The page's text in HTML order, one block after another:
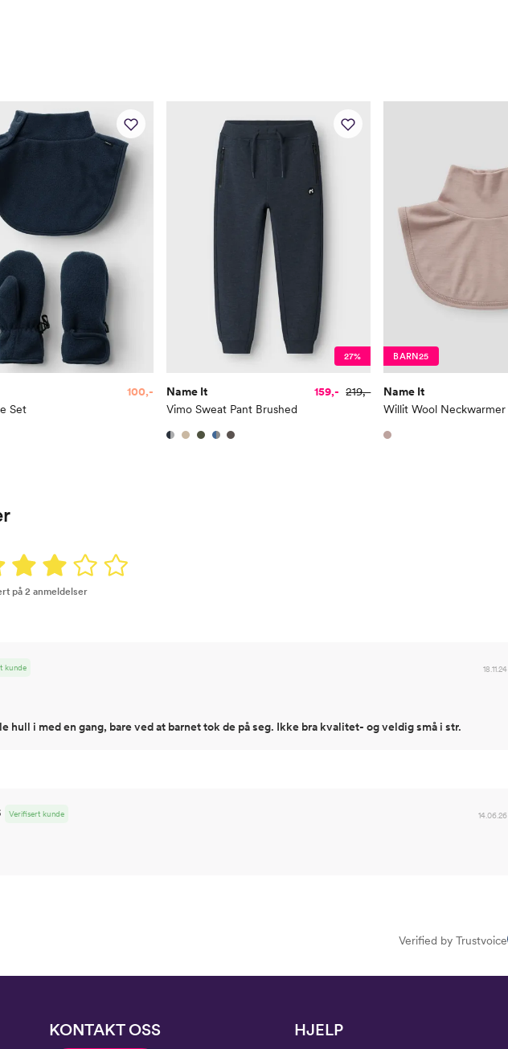
Set
100,-
27%
Name It
Vimo Sweat Pant Brushed
159,- 219,-
BARN25
Name It
Willit Wool Neckwarmer
på 2 anmeldelser
18.11.24
kunde
hull i med en gang, bare ved at barnet tok de på seg. Ikke bra kvalitet- og veldig små i str.
14.06.26
Verifisert kunde
Verified by Trustvoice
KONTAKT OSS HJELP